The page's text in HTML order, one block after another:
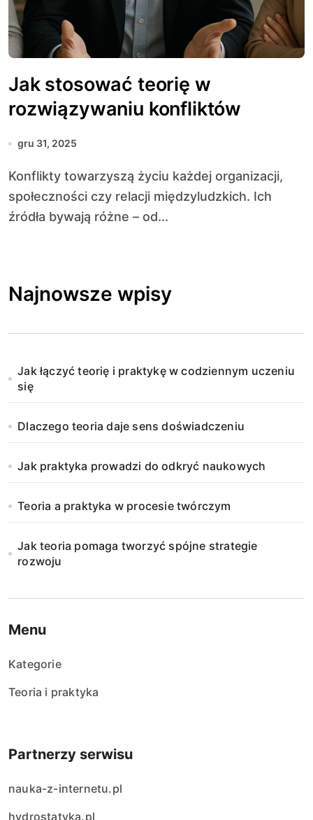
Jak stosować teorię w
rozwiązywaniu konfliktów
gru 31, 2025
Konflikty towarzyszą życiu każdej organizacji,
społeczności czy relacji międzyludzkich. Ich
źródła bywają różne – od...
Najnowsze wpisy
Jak łączyć teorię i praktykę w codziennym uczeniu
się
Dlaczego teoria daje sens doświadczeniu
Jak praktyka prowadzi do odkryć naukowych
Teoria a praktyka w procesie twórczym
Jak teoria pomaga tworzyć spójne strategie
rozwoju
Menu
Kategorie
Teoria i praktyka
Partnerzy serwisu
nauka-z-internetu.pl
hydrostatyka.pl